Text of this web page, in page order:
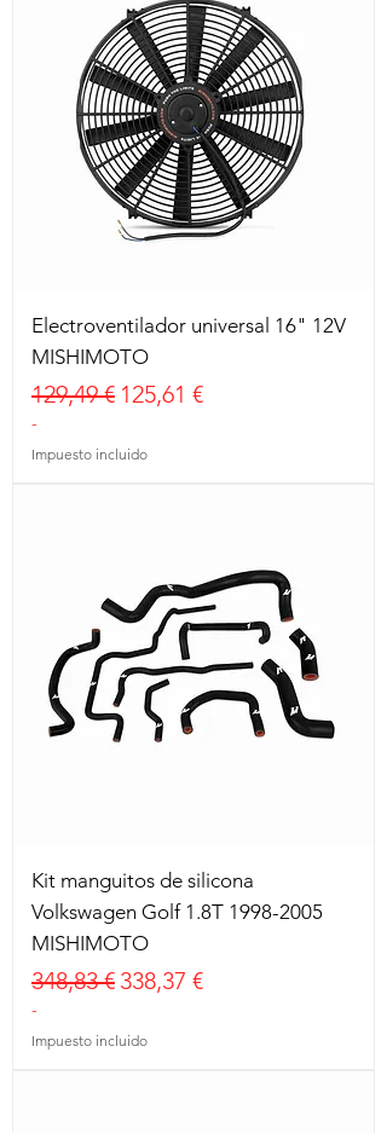
Electroventilador universal 16" 12V
MISHIMOTO
Precio
129,49 € Precio de oferta
125,61 €
-
Impuesto incluido
Kit manguitos de silicona
Volkswagen Golf 1.8T 1998-2005
MISHIMOTO
Precio
348,83 € Precio de oferta
338,37 €
-
Impuesto incluido